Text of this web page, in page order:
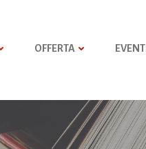
OFFERTA EVENTI